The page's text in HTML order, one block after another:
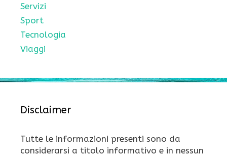
Servizi
Sport
Tecnologia
Viaggi
Disclaimer
Tutte le informazioni presenti sono da
considerarsi a titolo informativo e in nessun